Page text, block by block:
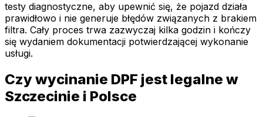
testy diagnostyczne, aby upewnić się, że pojazd działa
prawidłowo i nie generuje błędów związanych z brakiem
filtra. Cały proces trwa zazwyczaj kilka godzin i kończy
się wydaniem dokumentacji potwierdzającej wykonanie
usługi.
Czy wycinanie DPF jest legalne w
Szczecinie i Polsce